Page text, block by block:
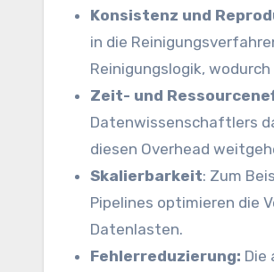
Konsistenz und
in die
Reinigungslogik,
Zeit- und
Datenwissenschaftlers
diesen Overhead
Skalierbarkeit: Zum
Pipelines optimieren die
Datenlasten.
Fehlerreduzierung: Die